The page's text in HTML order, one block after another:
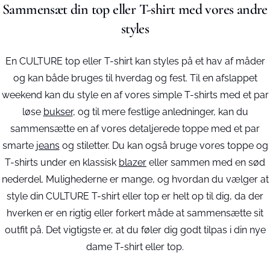
Sammensæt din top eller T-shirt med vores andre
styles
En CULTURE top eller T-shirt kan styles på et hav af måder
og kan både bruges til hverdag og fest. Til en afslappet
weekend kan du style en af vores simple T-shirts med et par
løse bukser, og til mere festlige anledninger, kan du
sammensætte en af vores detaljerede toppe med et par
smarte jeans og stiletter. Du kan også bruge vores toppe og
T-shirts under en klassisk blazer eller sammen med en sød
nederdel. Mulighederne er mange, og hvordan du vælger at
style din CULTURE T-shirt eller top er helt op til dig, da der
hverken er en rigtig eller forkert måde at sammensætte sit
outfit på. Det vigtigste er, at du føler dig godt tilpas i din nye
dame T-shirt eller top.